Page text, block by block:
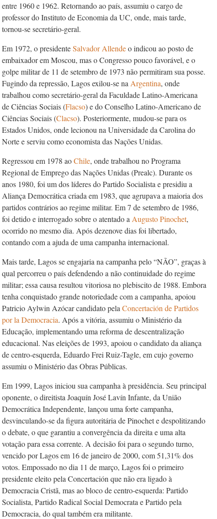
entre 1960 e 1962. Retornando ao país, assumiu o cargo de
professor do Instituto de Economia da UC, onde, mais tarde,
tornou-se secretário-geral.
Em 1972, o presidenteSalvador Allendeo indicou ao posto de
embaixador em Moscou, mas o Congresso pouco favorável, e o
golpe militar de 11 de setembro de 1973 não permitiram sua posse.
Fugindo da repressão, Lagos exilou-se na Argentina, onde
trabalhou como secretário-geral da Faculdade Latino-Americana
de Ciências Sociais (Flacso) e do Conselho Latino-Americano de
Ciências Sociais (Clacso). Posteriormente, mudou-se para os
Estados Unidos, onde lecionou na Universidade da Carolina do
Norte e serviu como economista das Nações Unidas.
Regressou em 1978 aoChile, onde trabalhou no Programa
Regional de Emprego das Nações Unidas (Prealc). Durante os
anos 1980, foi um dos líderes do Partido Socialista e presidiu a
Aliança Democrática criada em 1983, que agrupava a maioria dos
partidos contrários ao regime militar. Em 7 de setembro de 1986,
foi detido e interrogado sobre o atentado a Augusto Pinochet,
ocorrido no mesmo dia. Após dezenove dias foi libertado,
contando com a ajuda de uma campanha internacional.
Mais tarde, Lagos se engajaria na campanha pelo “NÃO”, graças à
qual percorreu o país defendendo a não continuidade do regime
militar; essa causa resultou vitoriosa no plebiscito de 1988. Embora
tenha conquistado grande notoriedade com a campanha, apoiou
Patricio Aylwin Azócar candidato pela Concertación de Partidos
por la Democracia. Após a vitória, assumiu o Ministério da
Educação, implementando uma reforma de descentralização
educacional. Nas eleições de 1993, apoiou o candidato da aliança
de centro-esquerda, Eduardo Frei Ruiz-Tagle, em cujo governo
assumiu o Ministério das Obras Públicas.
Em 1999, Lagos iniciou sua campanha à presidência. Seu principal
oponente, o direitista Joaquín José Lavín Infante, da União
Democrática Independente, lançou uma forte campanha,
desvinculando-se da figura autoritária de Pinochet e despolitizando
o debate, o que garantiu a convergência da direita e uma alta
votação para essa corrente. A decisão foi para o segundo turno,
vencido por Lagos em 16 de janeiro de 2000, com 51,31% dos
votos. Empossado no dia 11 de março, Lagos foi o primeiro
presidente eleito pela Concertación que não era ligado à
Democracia Cristã, mas ao bloco de centro-esquerda: Partido
Socialista, Partido Radical Social Democrata e Partido pela
Democracia, do qual também era militante.